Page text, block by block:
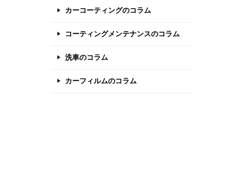
カーコーティングのコラム
コーティングメンテナンスのコラム
洗車のコラム
カーフィルムのコラム